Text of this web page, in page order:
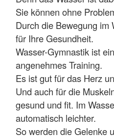
Sie können ohne
Durch die Bewegung im
für Ihre Gesundheit.
Wasser-Gymnastik ist
angenehmes Training.
Es ist gut für das Herz
Und auch für die
gesund und fit. Im
automatisch leichter.
So werden die Gelenke